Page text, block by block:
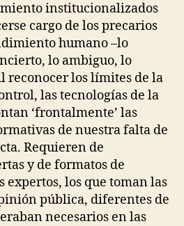
institucionalizados
cargo de los precarios
humano –lo
lo ambiguo, lo
reconocer los límites de la
las tecnologías de la
‘frontalmente’ las
de nuestra falta de
Requieren de
y de formatos de
expertos, los que toman las
pública, diferentes de
necesarios en las